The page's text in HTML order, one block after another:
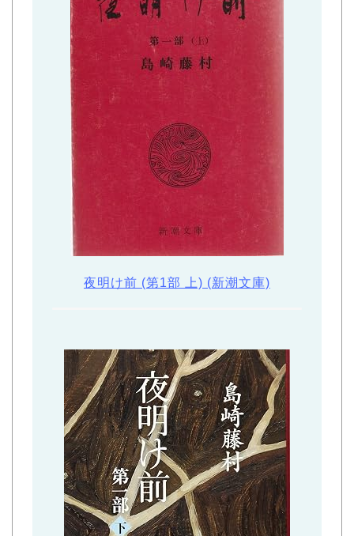
夜明け前 (第1部 上) (新潮文庫)